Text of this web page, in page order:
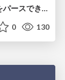
0 130